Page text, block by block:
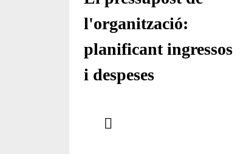
l'organització:
planificant ingressos
i despeses